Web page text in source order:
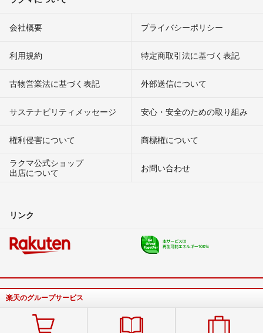
会社概要 プライバシーポリシー
利用規約 特定商取引法に基づく表記
古物営業法に基づく表記 外部送信について
サステナビリティメッセージ 安心・安全のための取り組み
権利侵害について
商標権について
ラクマ公式ショップ
出店について
お問い合わせ
リンク
楽天のグループサービス